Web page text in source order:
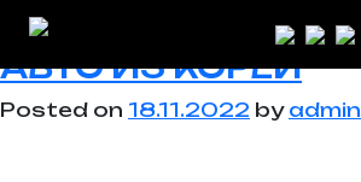
Автор: admin
АВТО ИЗ КОРЕИ
Posted on 18.11.2022 by admin